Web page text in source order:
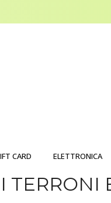
CARD ELETTRONICA
TERRONI